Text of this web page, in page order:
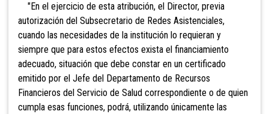
"En el ejercicio de esta atribución, el Director, previa
autorización del Subsecretario de Redes Asistenciales,
cuando las necesidades de la institución lo requieran y
siempre que para estos efectos exista el financiamiento
adecuado, situación que debe constar en un certificado
emitido por el Jefe del Departamento de Recursos
Financieros del Servicio de Salud correspondiente o de quien
cumpla esas funciones, podrá, utilizando únicamente las